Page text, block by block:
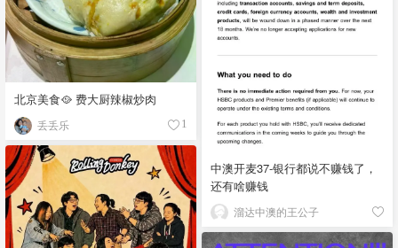
北京美食🥘 费大厨辣椒炒肉
丢丢乐 1
中澳开麦37-银行都说不赚钱了，
还有啥赚钱
溜达中澳的王公子